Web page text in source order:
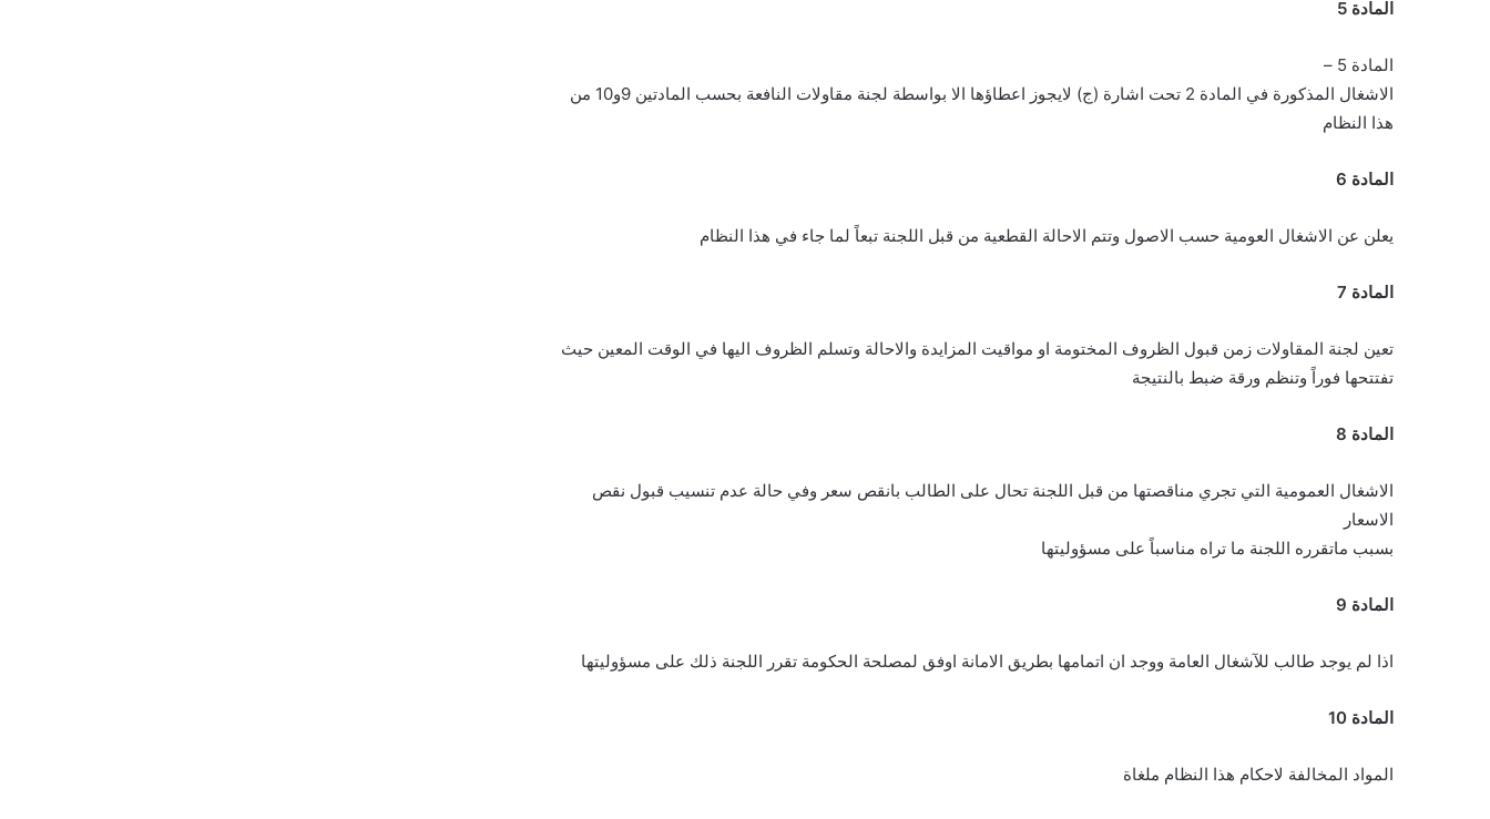
المادة 5
المادة 5 –
الاشغال المذكورة في المادة 2 تحت اشارة (ج) لايجوز اعطاؤها الا بواسطة لجنة مقاولات النافعة بحسب المادتين 9و10 من
هذا النظام
المادة 6
يعلن عن الاشغال العومية حسب الاصول وتتم الاحالة القطعية من قبل اللجنة تبعاً لما جاء في هذا النظام
المادة 7
تعين لجنة المقاولات زمن قبول الظروف المختومة او مواقيت المزايدة والاحالة وتسلم الظروف اليها في الوقت المعين حيث
تفتتحها فوراً وتنظم ورقة ضبط بالنتيجة
المادة 8
الاشغال العمومية التي تجري مناقصتها من قبل اللجنة تحال على الطالب بانقص سعر وفي حالة عدم تنسيب قبول نقص
الاسعار
بسبب ماتقرره اللجنة ما تراه مناسباً على مسؤوليتها
المادة 9
اذا لم يوجد طالب للآشغال العامة ووجد ان اتمامها بطريق الامانة اوفق لمصلحة الحكومة تقرر اللجنة ذلك على مسؤوليتها
المادة 10
المواد المخالفة لاحكام هذا النظام ملغاة